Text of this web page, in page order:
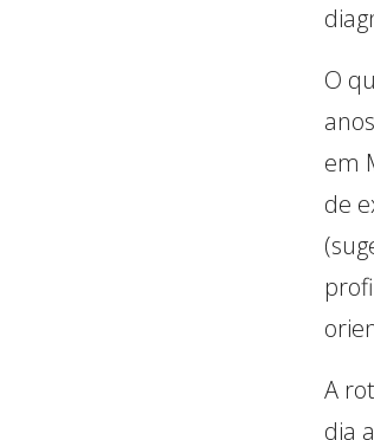
O
em
de
A
dia